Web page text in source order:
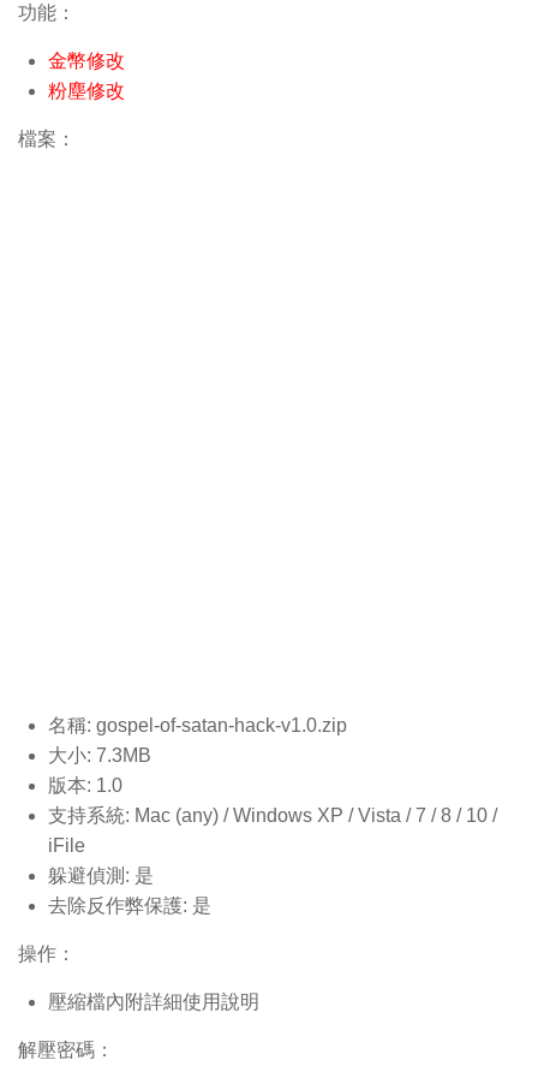
功能：
金幣修改
粉塵修改
檔案：
名稱: gospel-of-satan-hack-v1.0.zip
大小: 7.3MB
版本: 1.0
支持系統: Mac (any) / Windows XP / Vista / 7 / 8 / 10 /
iFile
躲避偵測: 是
去除反作弊保護: 是
操作：
壓縮檔內附詳細使用說明
解壓密碼：